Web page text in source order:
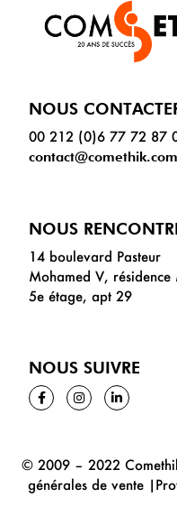
NOUS
00 212 (0)6 77 72 87
contact@comethik.com
NOUS
14 boulevard Pasteur
Mohamed V,
5e étage, apt 29
NOUS SUIVRE
© 2009 – 2022
générales de vente|